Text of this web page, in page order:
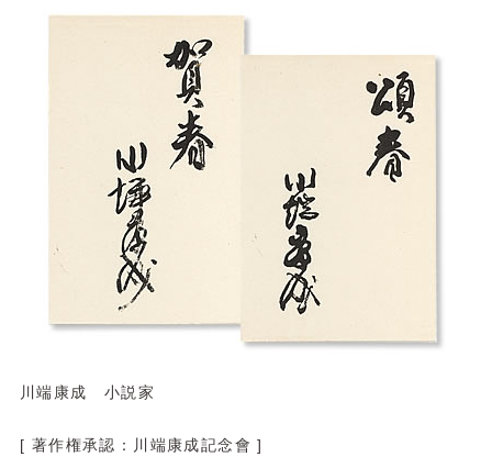
川端康成 小説家
[ 著作権承認：川端康成記念會 ]